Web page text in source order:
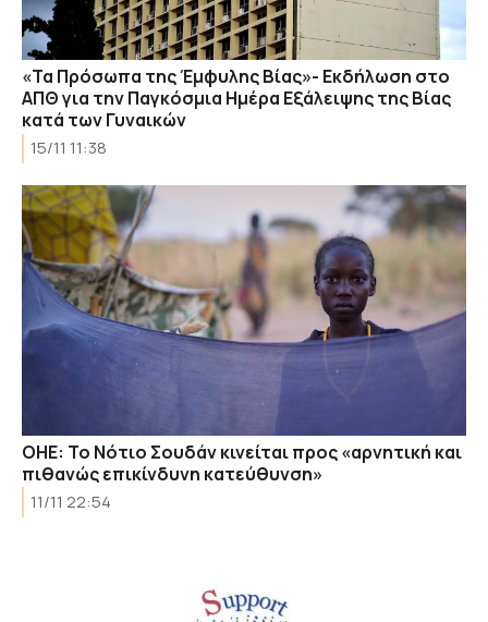
«Τα Πρόσωπα της Έμφυλης Βίας»- Εκδήλωση στο
ΑΠΘ για την Παγκόσμια Ημέρα Εξάλειψης της Βίας
κατά των Γυναικών
15/11 11:38
ΟΗΕ: Το Νότιο Σουδάν κινείται προς «αρνητική και
πιθανώς επικίνδυνη κατεύθυνση»
11/11 22:54